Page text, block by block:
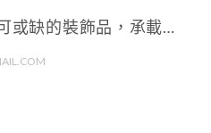
或缺的裝飾品，承載…